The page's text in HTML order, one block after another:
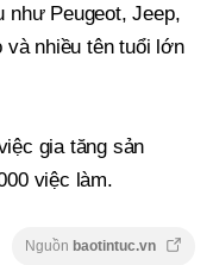
như Peugeot, Jeep,
và nhiều tên tuổi lớn
gia tăng sản
việc làm.
Nguồn baotintuc.vn